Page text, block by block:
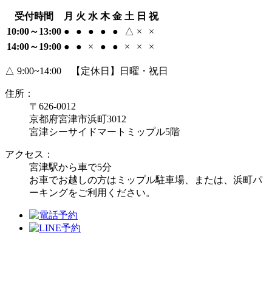
受付時間 月 火 水 木 金 土 日 祝
10:00～13:00 ● ● ● ● ● △ ×
×
14:00～19:00 ● ● × ● ● × × ×
△ 9:00~14:00 【定休日】日曜・祝日
住所：
〒626-0012
京都府宮津市浜町3012
宮津シーサイドマートミップル5階
アクセス：
宮津駅から車で5分
お車でお越しの方はミップル駐車場、または、浜町パ
ーキングをご利用ください。